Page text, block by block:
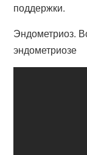
поддержки.
Эндометриоз.
эндометриозе